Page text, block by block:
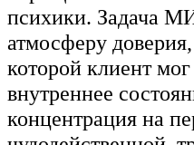
психики. Задача
атмосферу
которой клиент
внутреннее
концентрация на